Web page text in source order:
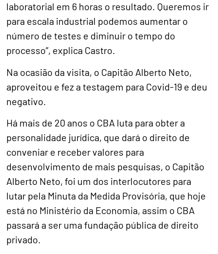
laboratorial em 6 horas o resultado. Queremos ir
para escala industrial podemos aumentar o
número de testes e diminuir o tempo do
processo”, explica Castro.
Na ocasião da visita, o Capitão Alberto Neto,
aproveitou e fez a testagem para Covid-19 e deu
negativo.
Há mais de 20 anos o CBA luta para obter a
personalidade jurídica, que dará o direito de
conveniar e receber valores para
desenvolvimento de mais pesquisas, o Capitão
Alberto Neto, foi um dos interlocutores para
lutar pela Minuta da Medida Provisória, que hoje
está no Ministério da Economia, assim o CBA
passará a ser uma fundação pública de direito
privado.